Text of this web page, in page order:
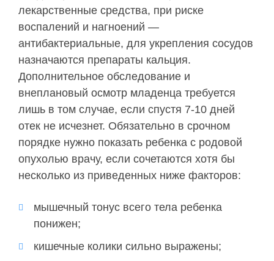
лекарственные средства, при риске
воспалений и нагноений —
антибактериальные, для укрепления сосудов
назначаются препараты кальция.
Дополнительное обследование и
внеплановый осмотр младенца требуется
лишь в том случае, если спустя 7-10 дней
отек не исчезнет. Обязательно в срочном
порядке нужно показать ребенка с родовой
опухолью врачу, если сочетаются хотя бы
несколько из приведенных ниже факторов:
мышечный тонус всего тела ребенка
понижен;
кишечные колики сильно выражены;